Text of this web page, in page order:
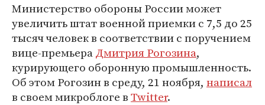
Министерство обороны России может
увеличить штат военной приемки с 7,5 до 25
тысяч человек в соответствии с поручением
вице-премьераДмитрия Рогозина,
курирующего оборонную промышленность.
Об этом Рогозин в среду, 21 ноября, написал
в своем микроблоге вTwitter.